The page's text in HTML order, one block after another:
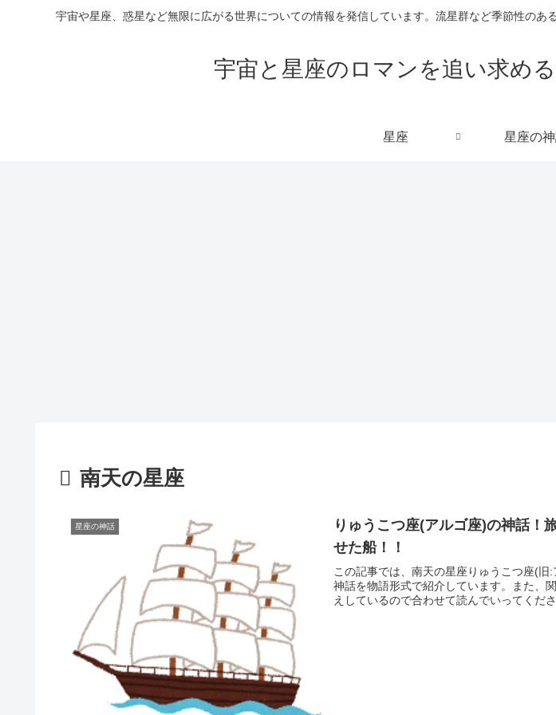
宇宙や星座、惑星など無限に広がる世界についての情報を発信しています。流星群など季節性の
宇宙と星座のロマンを追い求め
星座 星座の
南天の星座
星座の神話
りゅうこつ座(アルゴ座)の神話！
せた船！！
この記事では、南天の星座りゅうこつ座(旧
神話を物語形式で紹介しています。また、
えしているので合わせて読んでいってくださ